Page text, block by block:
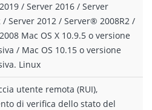
/ Server 2016 / Server
/ Server 2012 / Server® 2008R2 /
Mac OS X 10.9.5 o versione
/ Mac OS 10.15 o versione
Linux
utente remota (RUI),
di verifica dello stato del